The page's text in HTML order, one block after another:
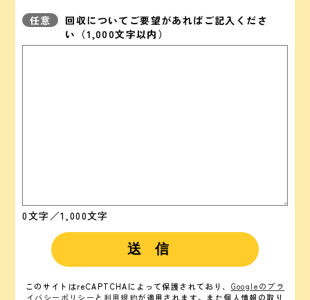
回収についてご要望があればご記入くださ
い（1,000文字以内）
0文字／1,000文字
このサイトはreCAPTCHAによって保護されており、 Googleのプラ
イバシーポリシー と 利用規約が適用されます。 また個人情報の取り